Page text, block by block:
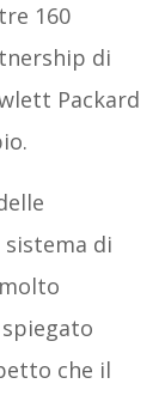
160
di
Packard
di
che il